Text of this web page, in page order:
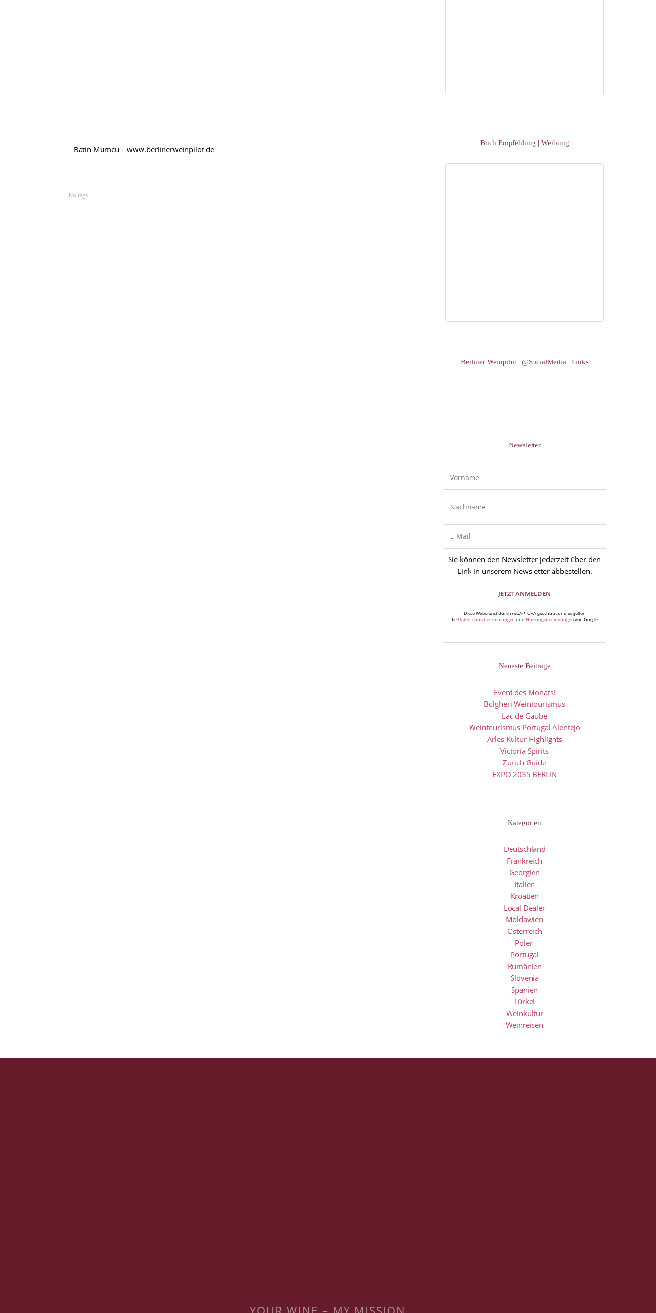
Batin Mumcu – www.berlinerweinpilot.de
No tags
Buch Empfehlung | Werbung
Berliner Weinpilot | @SocialMedia | Links
Newsletter
Sie können den Newsletter jederzeit über den
Link in unserem Newsletter abbestellen.
Diese Website ist durch reCAPTCHA geschützt und es gelten
die Datenschutzbestimmungen und Nutzungsbedingungen von Google.
Neueste Beiträge
Event des Monats!
Bolgheri Weintourismus
Lac de Gaube
Weintourismus Portugal Alentejo
Arles Kultur Highlights
Victoria Spirits
Zürich Guide
EXPO 2035 BERLIN
Kategorien
Deutschland
Frankreich
Georgien
Italien
Kroatien
Local Dealer
Moldawien
Österreich
Polen
Portugal
Rumänien
Slovenia
Spanien
Türkei
Weinkultur
Weinreisen
YOUR WINE – MY MISSION